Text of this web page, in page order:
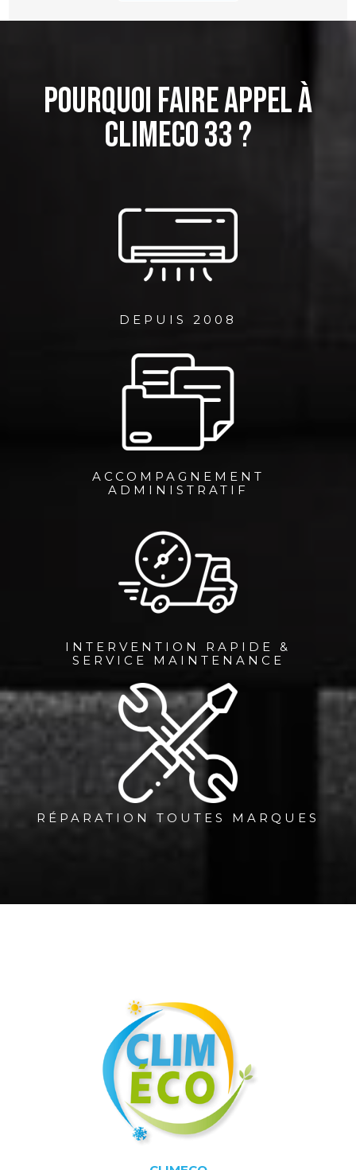
Pourquoi faire appel à
CLIMECO 33 ?
DEPUIS 2008
ACCOMPAGNEMENT
ADMINISTRATIF
INTERVENTION RAPIDE &
SERVICE MAINTENANCE
RÉPARATION TOUTES MARQUES